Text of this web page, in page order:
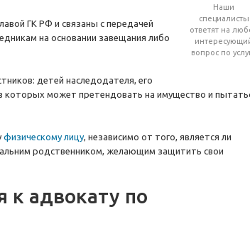
Наши
специалисты
ответят на
вопрос по
ГК РФ и связаны с передачей
на основании завещания либо
детей наследодателя, его
которых может претендовать на имущество и
физическому лицу, независимо от того, является ли
родственником, желающим защитить свои
к адвокату по